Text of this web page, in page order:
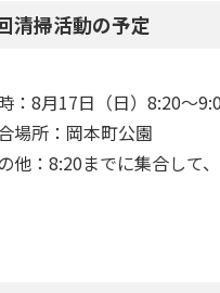
清掃活動の予定
：8月17日（日）8:20〜
場所：岡本町公園
他：8:20までに集合して